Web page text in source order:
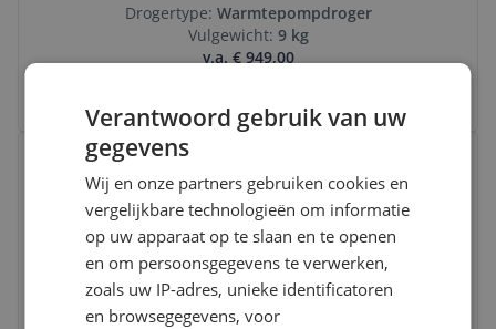
Drogertype: Warmtepompdroger
Vulgewicht: 9 kg
v.a. € 949,00
Vergelijken
Bekijk product
Verantwoord gebruik van uw
gegevens
Wij en onze partners gebruiken cookies en
vergelijkbare technologieën om informatie
op uw apparaat op te slaan en te openen
en om persoonsgegevens te verwerken,
zoals uw IP-adres, unieke identificatoren
en browsegegevens, voor